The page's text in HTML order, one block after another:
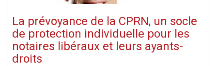
La prévoyance de la CPRN, un socle
de protection individuelle pour les
notaires libéraux et leurs ayants-
droits